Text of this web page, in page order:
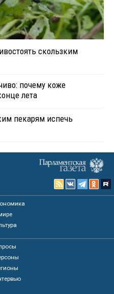
скользким
почему коже
лета
пекарям испечь